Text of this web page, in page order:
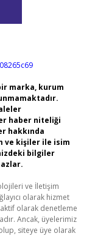
marka, kurum
haber niteliği
hakkında
ve kişiler ile isim
bilgiler
ve İletişim
olarak hizmet
olarak denetleme
Ancak, üyelerimiz
siteye üye olarak